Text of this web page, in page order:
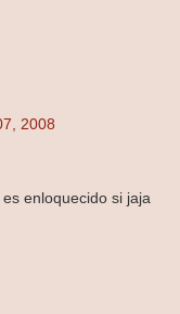
2008
enloquecido si jaja